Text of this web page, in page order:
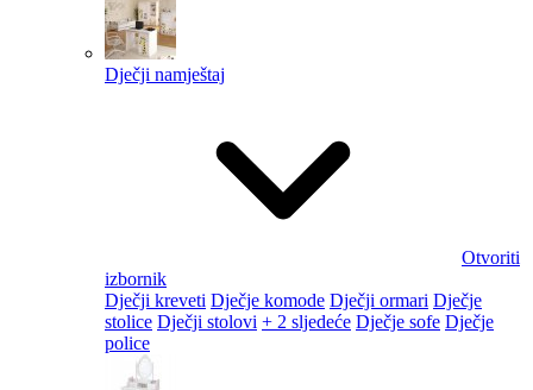
Dječji namještaj
Otvoriti
izbornik
Dječji kreveti Dječje komode Dječji ormari Dječje
stolice Dječji stolovi + 2 sljedeće Dječje sofe Dječje
police